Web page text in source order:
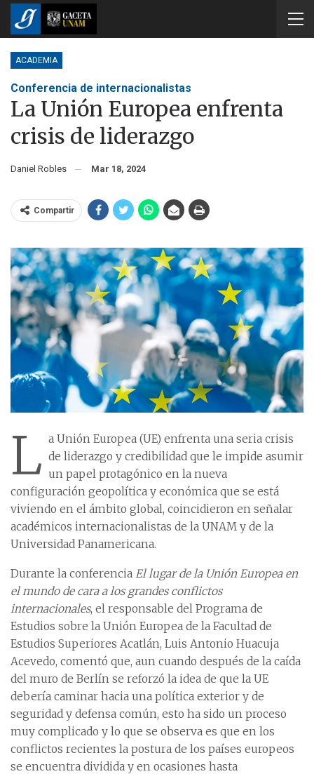
ACADEMIA
Conferencia de internacionalistas
La Unión Europea enfrenta
crisis de liderazgo
Daniel Robles Mar 18, 2024
Compartir
L a Unión Europea (UE) enfrenta una seria crisis
de liderazgo y credibilidad que le impide asumir
un papel protagónico en la nueva
configuración geopolítica y económica que se está
viviendo en el ámbito global, coincidieron en señalar
académicos internacionalistas de la UNAM y de la
Universidad Panamericana.
Durante la conferencia El lugar de la Unión Europea en
el mundo de cara a los grandes conflictos
internacionales, el responsable del Programa de
Estudios sobre la Unión Europea de la Facultad de
Estudios Superiores Acatlán, Luis Antonio Huacuja
Acevedo, comentó que, aun cuando después de la caída
del muro de Berlín se reforzó la idea de que la UE
debería caminar hacia una política exterior y de
seguridad y defensa común, esto ha sido un proceso
muy complicado y lo que se observa es que en los
conflictos recientes la postura de los países europeos
se encuentra dividida y en ocasiones hasta